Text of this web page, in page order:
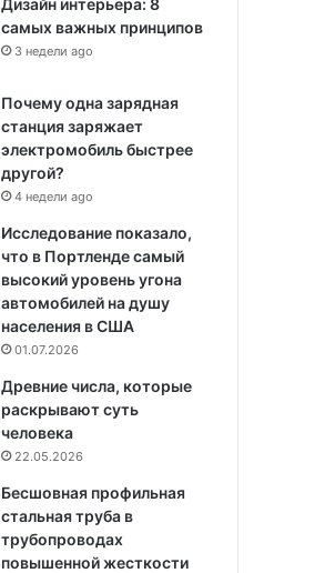
Дизайн интерьера: 8
самых важных принципов
3 недели ago
Почему одна зарядная
станция заряжает
электромобиль быстрее
другой?
4 недели ago
Исследование показало,
что в Портленде самый
высокий уровень угона
автомобилей на душу
населения в США
01.07.2026
Древние числа, которые
раскрывают суть
человека
22.05.2026
Бесшовная профильная
стальная труба в
трубопроводах
повышенной жесткости